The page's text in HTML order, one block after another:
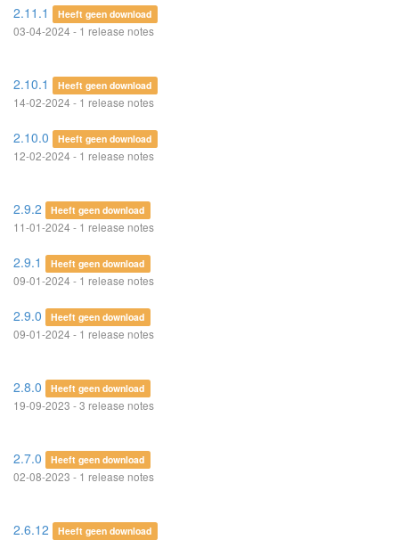
2.11.1 Heeft geen download
03-04-2024 - 1 release notes
2.10.1 Heeft geen download
14-02-2024 - 1 release notes
2.10.0 Heeft geen download
12-02-2024 - 1 release notes
2.9.2 Heeft geen download
11-01-2024 - 1 release notes
2.9.1 Heeft geen download
09-01-2024 - 1 release notes
2.9.0 Heeft geen download
09-01-2024 - 1 release notes
2.8.0 Heeft geen download
19-09-2023 - 3 release notes
2.7.0 Heeft geen download
02-08-2023 - 1 release notes
2.6.12 Heeft geen download